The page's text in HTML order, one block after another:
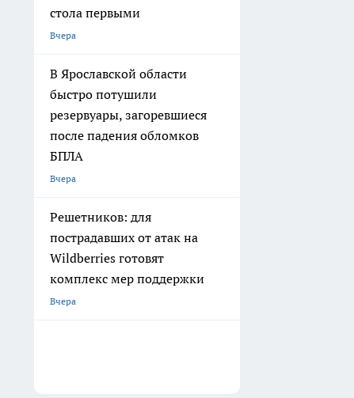
стола первыми
Вчера
В Ярославской области
быстро потушили
резервуары, загоревшиеся
после падения обломков
БПЛА
Вчера
Решетников: для
пострадавших от атак на
Wildberries готовят
комплекс мер поддержки
Вчера